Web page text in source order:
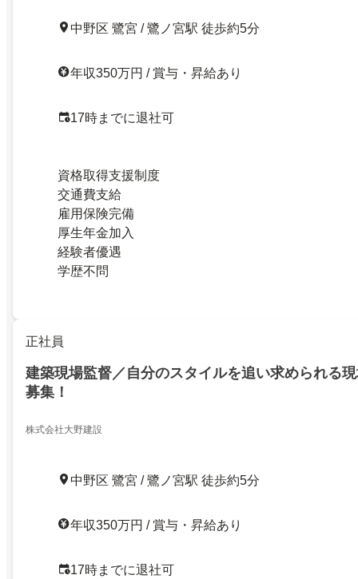
中野区 鷺宮 / 鷺ノ宮駅 徒歩約5分
年収350万円 / 賞与・昇給あり
17時までに退社可
資格取得支援制度
交通費支給
雇用保険完備
厚生年金加入
経験者優遇
学歴不問
正社員
建築現場監督／自分のスタイルを追い求められる
募集！
株式会社大野建設
中野区 鷺宮 / 鷺ノ宮駅 徒歩約5分
年収350万円 / 賞与・昇給あり
17時までに退社可